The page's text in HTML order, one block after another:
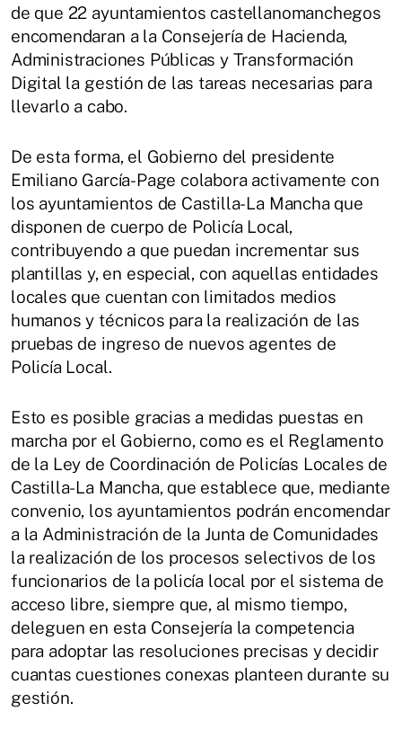
de que 22 ayuntamientos castellanomanchegos
encomendaran a la Consejería de Hacienda,
Administraciones Públicas y Transformación
Digital la gestión de las tareas necesarias para
llevarlo a cabo.
De esta forma, el Gobierno del presidente
Emiliano García-Page colabora activamente con
los ayuntamientos de Castilla-La Mancha que
disponen de cuerpo de Policía Local,
contribuyendo a que puedan incrementar sus
plantillas y, en especial, con aquellas entidades
locales que cuentan con limitados medios
humanos y técnicos para la realización de las
pruebas de ingreso de nuevos agentes de
Policía Local.
Esto es posible gracias a medidas puestas en
marcha por el Gobierno, como es el Reglamento
de la Ley de Coordinación de Policías Locales de
Castilla-La Mancha, que establece que, mediante
convenio, los ayuntamientos podrán encomendar
a la Administración de la Junta de Comunidades
la realización de los procesos selectivos de los
funcionarios de la policía local por el sistema de
acceso libre, siempre que, al mismo tiempo,
deleguen en esta Consejería la competencia
para adoptar las resoluciones precisas y decidir
cuantas cuestiones conexas planteen durante su
gestión.